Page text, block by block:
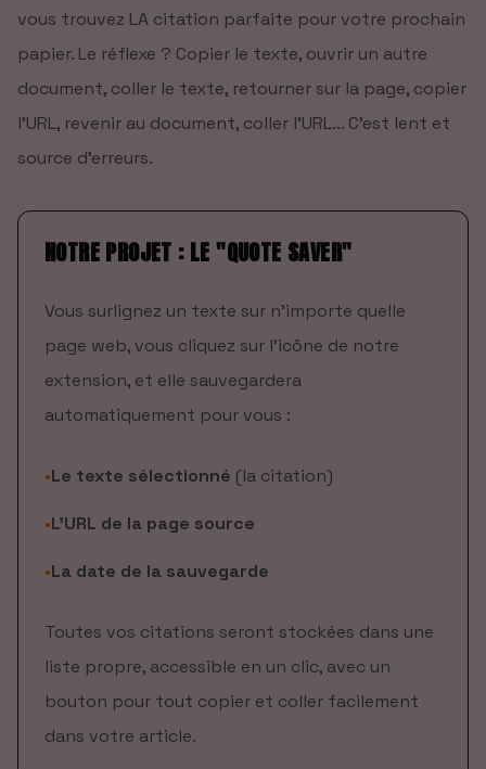
vous trouvez LA citation parfaite pour votre prochain
papier. Le réflexe ? Copier le texte, ouvrir un autre
document, coller le texte, retourner sur la page, copier
l'URL, revenir au document, coller l'URL... C'est lent et
source d'erreurs.
NOTRE PROJET : LE "QUOTE SAVER"
Vous surlignez un texte sur n'importe quelle
page web, vous cliquez sur l'icône de notre
extension, et elle sauvegardera
automatiquement pour vous :
•Le texte sélectionné (la citation)
•L'URL de la page source
•La date de la sauvegarde
Toutes vos citations seront stockées dans une
liste propre, accessible en un clic, avec un
bouton pour tout copier et coller facilement
dans votre article.